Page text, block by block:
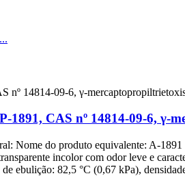
1891, CAS nº 14814-09-6, γ-
Nome do produto equivalente: A-
incolor com odor leve e
ebulição: 82,5 °C (0,67 kPa),